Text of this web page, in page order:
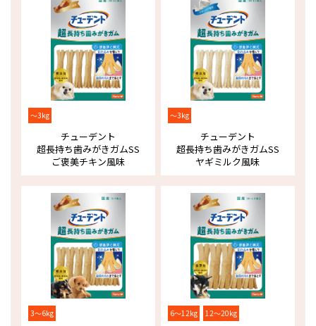
～3kg
チューデント
超長持ち歯みがきガムSS
ご褒美チキン風味
～3kg
チューデント
超長持ち歯みがきガムSS
ヤギミルク風味
3～6kg 6～12kg 12～20kg